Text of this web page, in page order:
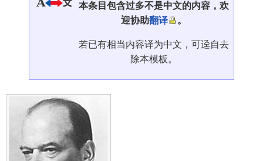
本条目包含过多不是中文的内容，欢
迎协助翻译 。
若已有相当内容译为中文，可迳自去
除本模板。